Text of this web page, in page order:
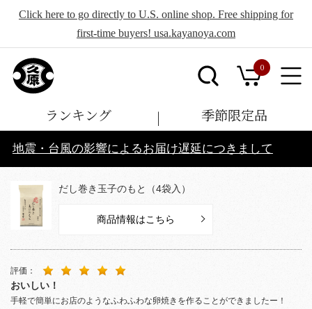
Click here to go directly to U.S. online shop. Free shipping for
first-time buyers! usa.kayanoya.com
0
ランキング 季節限定品
地震・台風の影響によるお届け遅延につきまして
だし巻き玉子のもと（4袋入）
商品情報はこちら
評価：
おいしい！
手軽で簡単にお店のようなふわふわな卵焼きを作ることができましたー！